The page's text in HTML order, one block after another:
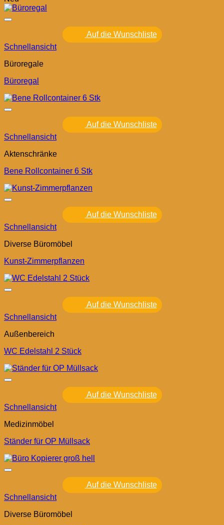
Auf die Wunschliste
Schnellansicht
Büroregale
Büroregal
Auf die Wunschliste
Schnellansicht
Aktenschränke
Bene Rollcontainer 6 Stk
Auf die Wunschliste
Schnellansicht
Diverse Büromöbel
Kunst-Zimmerpflanzen
Auf die Wunschliste
Schnellansicht
Außenbereich
WC Edelstahl 2 Stück
Auf die Wunschliste
Schnellansicht
Medizinmöbel
Ständer für OP Müllsack
Auf die Wunschliste
Schnellansicht
Diverse Büromöbel